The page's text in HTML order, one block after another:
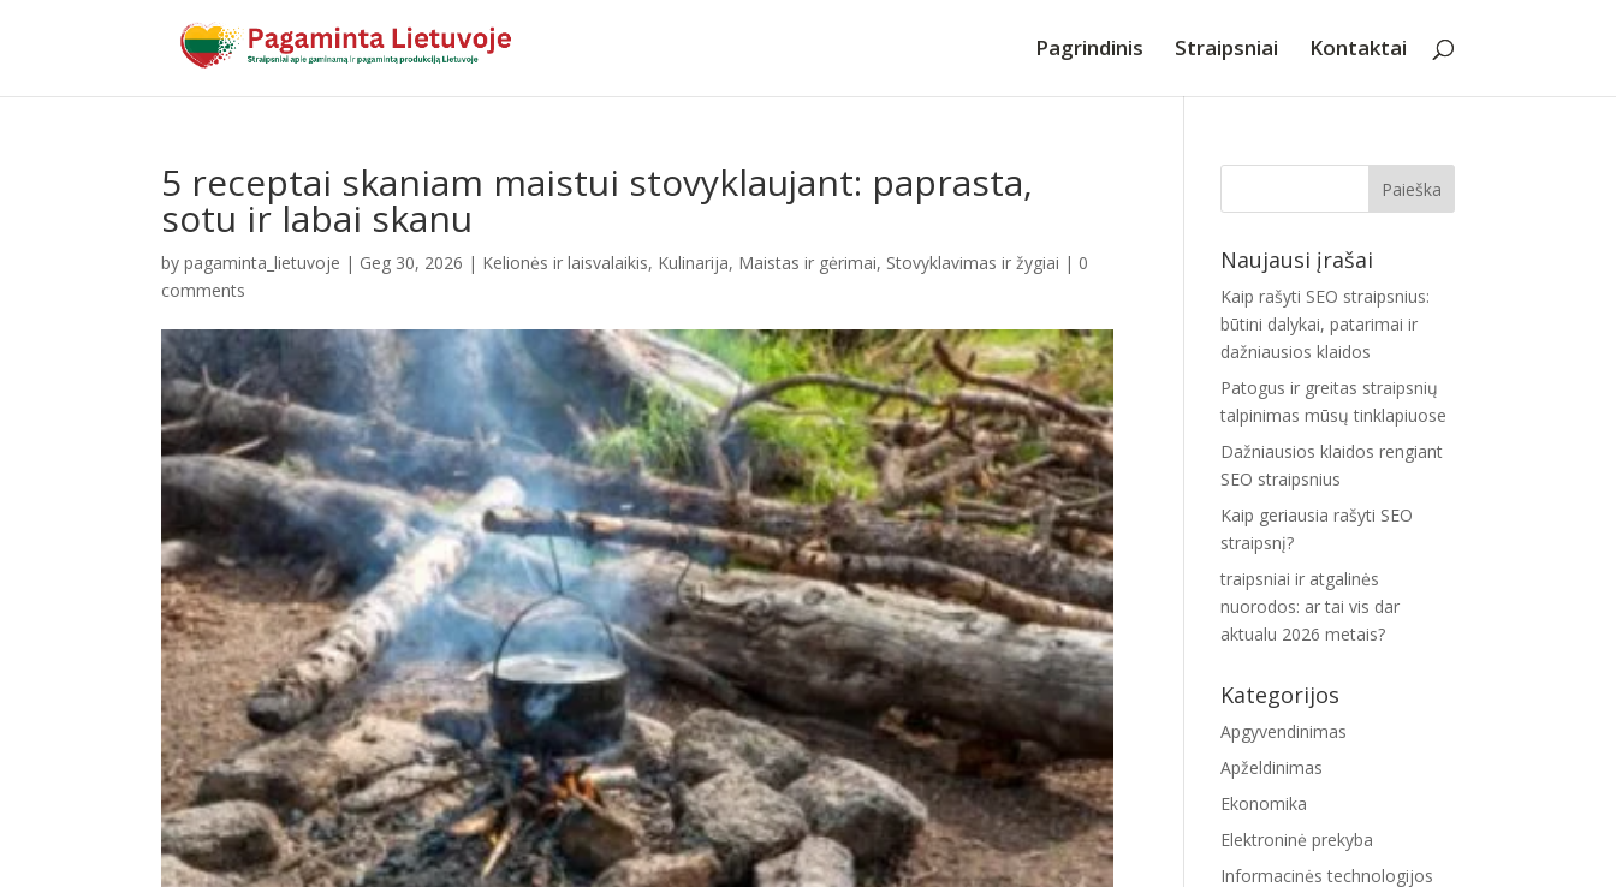
Pagrindinis Straipsniai Kontaktai
5 receptai skaniam maistui stovyklaujant: paprasta,
sotu ir labai skanu
bypagaminta_lietuvoje | Geg 30, 2026 | Kelionės ir laisvalaikis, Kulinarija, Maistas ir gėrimai, Stovyklavimas ir žygiai | 0
comments
Naujausi įrašai
Kaip rašyti SEO straipsnius:
būtini dalykai, patarimai ir
dažniausios klaidos
Patogus ir greitas straipsnių
talpinimas mūsų tinklapiuose
Dažniausios klaidos rengiant
SEO straipsnius
Kaip geriausia rašyti SEO
straipsnį?
traipsniai ir atgalinės
nuorodos: ar tai vis dar
aktualu 2026 metais?
Kategorijos
Apgyvendinimas
Apželdinimas
Ekonomika
Elektroninė prekyba
Informacinės technologijos